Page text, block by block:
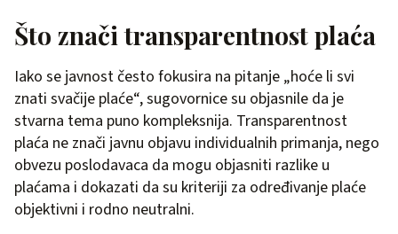
Što znači transparentnost plaća
Iako se javnost često fokusira na pitanje „hoće li svi
znati svačije plaće“, sugovornice su objasnile da je
stvarna tema puno kompleksnija. Transparentnost
plaća ne znači javnu objavu individualnih primanja, nego
obvezu poslodavaca da mogu objasniti razlike u
plaćama i dokazati da su kriteriji za određivanje plaće
objektivni i rodno neutralni.